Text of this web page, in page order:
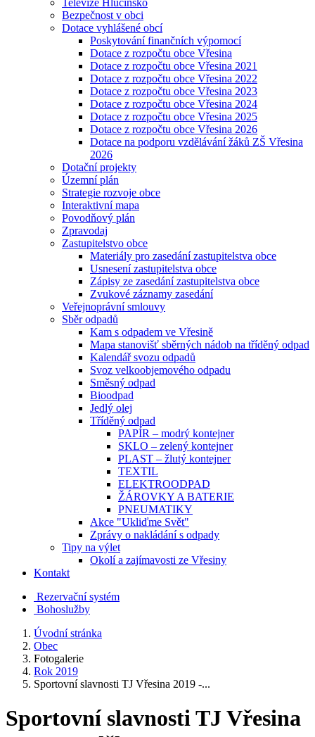
Televize Hlučínsko
Bezpečnost v obci
Dotace vyhlášené obcí
Poskytování finančních výpomocí
Dotace z rozpočtu obce Vřesina
Dotace z rozpočtu obce Vřesina 2021
Dotace z rozpočtu obce Vřesina 2022
Dotace z rozpočtu obce Vřesina 2023
Dotace z rozpočtu obce Vřesina 2024
Dotace z rozpočtu obce Vřesina 2025
Dotace z rozpočtu obce Vřesina 2026
Dotace na podporu vzdělávání žáků ZŠ Vřesina
2026
Dotační projekty
Územní plán
Strategie rozvoje obce
Interaktivní mapa
Povodňový plán
Zpravodaj
Zastupitelstvo obce
Materiály pro zasedání zastupitelstva obce
Usnesení zastupitelstva obce
Zápisy ze zasedání zastupitelstva obce
Zvukové záznamy zasedání
Veřejnoprávní smlouvy
Sběr odpadů
Kam s odpadem ve Vřesině
Mapa stanovišť sběrných nádob na tříděný odpad
Kalendář svozu odpadů
Svoz velkoobjemového odpadu
Směsný odpad
Bioodpad
Jedlý olej
Tříděný odpad
PAPÍR – modrý kontejner
SKLO – zelený kontejner
PLAST – žlutý kontejner
TEXTIL
ELEKTROODPAD
ŽÁROVKY A BATERIE
PNEUMATIKY
Akce "Ukliďme Svět"
Zprávy o nakládání s odpady
Tipy na výlet
Okolí a zajímavosti ze Vřesiny
Kontakt
Rezervační systém
Bohoslužby
Úvodní stránka
Obec
Fotogalerie
Rok 2019
Sportovní slavnosti TJ Vřesina 2019 -...
Sportovní slavnosti TJ Vřesina